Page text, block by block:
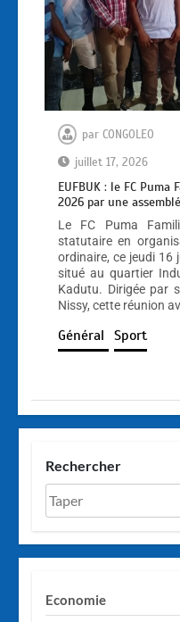
par CONGOLEO
juillet 17, 2026
EUFBUK : le FC
2026 par une
Le FC Puma
statutaire en
ordinaire, ce jeudi 16
situé au quartier
Kadutu. Dirigée par
Nissy, cette réunion
Général Sport
Rechercher
Economie